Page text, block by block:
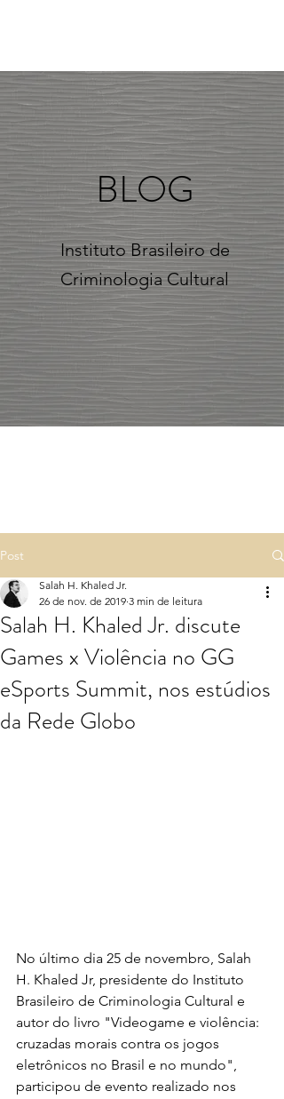
BLOG
Instituto Brasileiro de
Criminologia Cultural
Post
Salah H. Khaled Jr. discute
Games x Violência no GG
eSports Summit, nos estúdios
da Rede Globo
Salah H. Khaled Jr.
26 de nov. de 2019 3 min de leitura
No último dia 25 de novembro, Salah
H. Khaled Jr, presidente do Instituto
Brasileiro de Criminologia Cultural e
autor do livro "Videogame e violência:
cruzadas morais contra os jogos
eletrônicos no Brasil e no mundo",
participou de evento realizado nos